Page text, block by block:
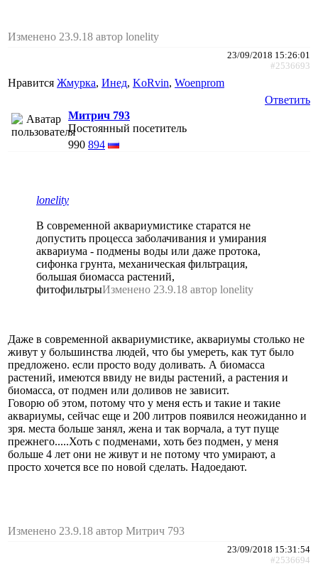
Изменено 23.9.18 автор lonelity
23/09/2018 15:26:01
#2536693
Нравится Жмурка, Инед, KoRvin, Woenprom
Ответить
Митрич 793
Постоянный посетитель
990 894
lonelity
В современной аквариумистике старатся не
допустить процесса заболачивания и умирания
аквариума - подмены воды или даже протока,
сифонка грунта, механическая фильтрация,
большая биомасса растений,
фитофильтрыИзменено 23.9.18 автор lonelity
Даже в современной аквариумистике, аквариумы столько не
живут у большинства людей, что бы умереть, как тут было
предложено. если просто воду доливать. А биомасса
растений, имеются ввиду не виды растений, а растения и
биомасса, от подмен или доливов не зависит.
Говорю об этом, потому что у меня есть и такие и такие
аквариумы, сейчас еще и 200 литров появился неожиданно и
зря. места больше занял, жена и так ворчала, а тут пуще
прежнего.....Хоть с подменами, хоть без подмен, у меня
больше 4 лет они не живут и не потому что умирают, а
просто хочется все по новой сделать. Надоедают.
Изменено 23.9.18 автор Митрич 793
23/09/2018 15:31:54
#2536694